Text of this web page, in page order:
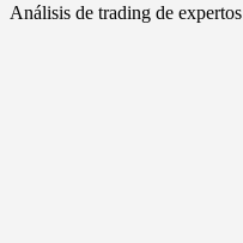
Análisis de trading de expertos